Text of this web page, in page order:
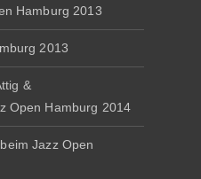
Hamburg 2013
2013
&
Open Hamburg 2014
Jazz Open